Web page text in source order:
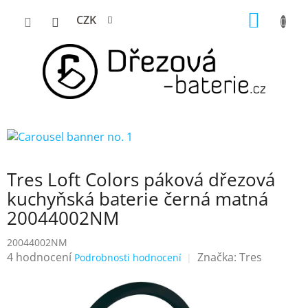
CZK
Tres Loft Colors páková dřezová
kuchyňská baterie černá matná
20044002NM
20044002NM
Průměrné
4 hodnocení Podrobnosti hodnocení Značka: Tres